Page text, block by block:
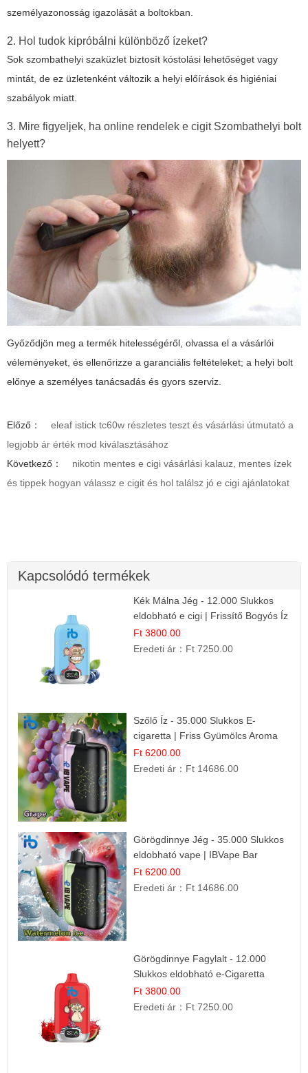
személyazonosság igazolását a boltokban.
2. Hol tudok kipróbálni különböző ízeket?
Sok szombathelyi szaküzlet biztosít kóstolási lehetőséget vagy
mintát, de ez üzletenként változik a helyi előírások és higiéniai
szabályok miatt.
3. Mire figyeljek, ha online rendelek e cigit Szombathelyi bolt
helyett?
Győződjön meg a termék hitelességéről, olvassa el a vásárlói
véleményeket, és ellenőrizze a garanciális feltételeket; a helyi bolt
előnye a személyes tanácsadás és gyors szerviz.
Előző：
eleaf istick tc60w részletes teszt és vásárlási útmutató a
legjobb ár érték mod kiválasztásához
Következő：
nikotin mentes e cigi vásárlási kalauz, mentes ízek
és tippek hogyan válassz e cigit és hol találsz jó e cigi ajánlatokat
Kapcsolódó termékek
Kék Málna Jég - 12.000 Slukkos
eldobható e cigi | Frissítő Bogyós Íz
Ft 3800.00
Eredeti ár： Ft 7250.00
Szőlő Íz - 35.000 Slukkos E-
cigaretta | Friss Gyümölcs Aroma
Ft 6200.00
Eredeti ár： Ft 14686.00
Görögdinnye Jég - 35.000 Slukkos
eldobható vape | IBVape Bar
Frissítő Nyári Íz
Ft 6200.00
Eredeti ár： Ft 14686.00
Görögdinnye Fagylalt - 12.000
Slukkos eldobható e-Cigaretta
Ft 3800.00
Eredeti ár： Ft 7250.00